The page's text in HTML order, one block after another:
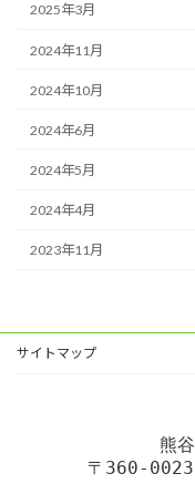
2025年3月
2024年11月
2024年10月
2024年6月
2024年5月
2024年4月
2023年11月
サイトマップ
熊
〒360-0023